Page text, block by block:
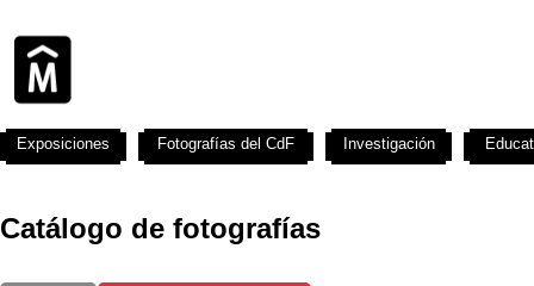
Catálogo de fotografías
Exposiciones Fotografías del CdF Investigación